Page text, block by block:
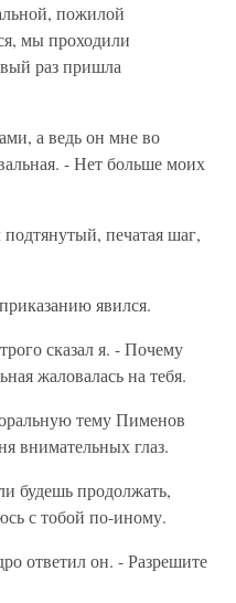
пожилой
мы проходили
раз пришла
а ведь он мне во
- Нет больше моих
печатая шаг,
явился.
сказал я. - Почему
жаловалась на тебя.
тему Пименов
внимательных глаз.
будешь продолжать,
с тобой по-иному.
ответил он. - Разрешите